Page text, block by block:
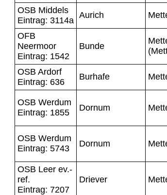
OSB Middels
Eintrag: 3114a
Aurich
OFB
Neermoor
Eintrag: 1542
Bunde
OSB Ardorf
Eintrag: 636
Burhafe
OSB Werdum
Eintrag: 1855
Dornum
OSB Werdum
Eintrag: 5743
Dornum
OSB Leer ev.-
ref.
Eintrag: 7207
Driever